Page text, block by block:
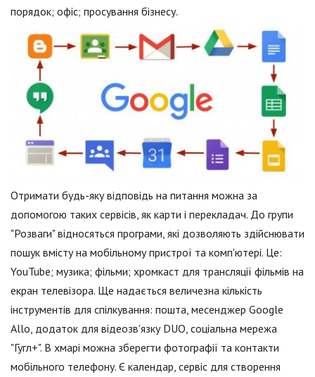
порядок; офіс; просування бізнесу.
Отримати будь-яку відповідь на питання можна за
допомогою таких сервісів, як карти і перекладач. До групи
"Розваги" відносяться програми, які дозволяють здійснювати
пошук вмісту на мобільному пристрої та комп'ютері. Це:
YouTube; музика; фільми; хромкаст для трансляції фільмів на
екран телевізора. Ще надається величезна кількість
інструментів для спілкування: пошта, месенджер Google
Allo, додаток для відеозв'язку DUO, соціальна мережа
"Гугл+". В хмарі можна зберегти фотографії та контакти
мобільного телефону. Є календар, сервіс для створення